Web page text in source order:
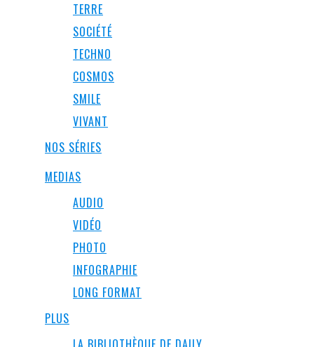
TERRE
SOCIÉTÉ
TECHNO
COSMOS
SMILE
VIVANT
NOS SÉRIES
MEDIAS
AUDIO
VIDÉO
PHOTO
INFOGRAPHIE
LONG FORMAT
PLUS